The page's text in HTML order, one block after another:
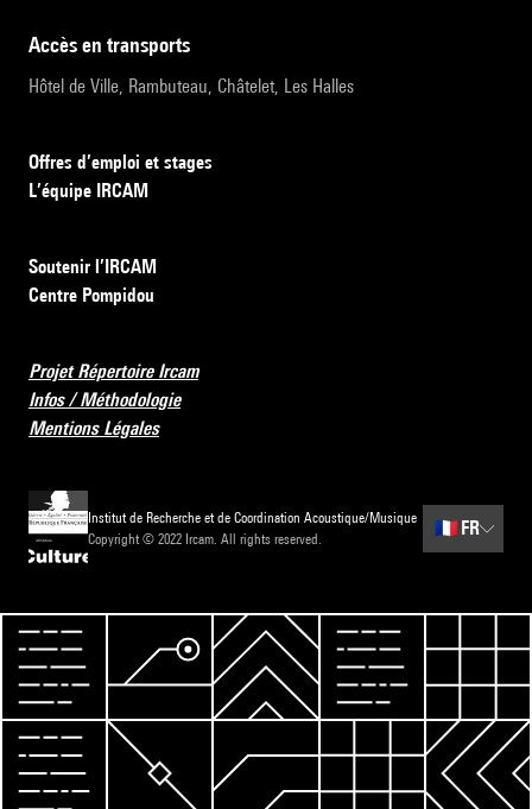
accès en transports
Hôtel de Ville, Rambuteau, Châtelet, Les Halles
Offres d’emploi et stages
L’équipe IRCAM
Soutenir l’IRCAM
Centre Pompidou
Projet Répertoire Ircam
Infos / Méthodologie
Mentions Légales
Institut de Recherche et de Coordination Acoustique/Musique
Copyright © 2022 Ircam. All rights reserved.
🇫🇷 FR